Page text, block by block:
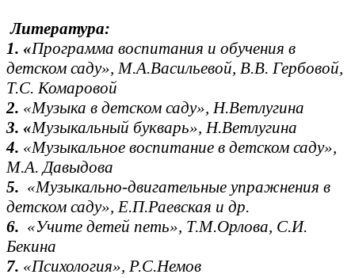
Литература:
1. «Программа воспитания и обучения в
детском саду», М.А.Васильевой, В.В. Гербовой,
Т.С. Комаровой
2. «Музыка в детском саду», Н.Ветлугина
3. «Музыкальный букварь», Н.Ветлугина
4. «Музыкальное воспитание в детском саду»,
М.А. Давыдова
5. «Музыкально-двигательные упражнения в
детском саду», Е.П.Раевская и др.
6. «Учите детей петь», Т.М.Орлова, С.И.
Бекина
7. «Психология», Р.С.Немов